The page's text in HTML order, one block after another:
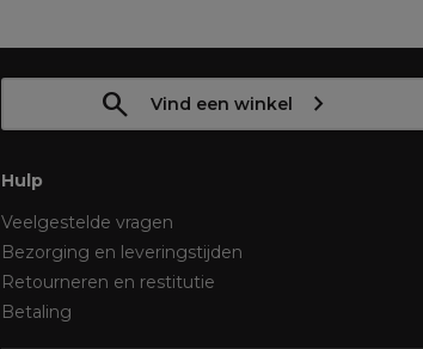
Vind een winkel
Hulp
Veelgestelde vragen
Bezorging en leveringstijden
Retourneren en restitutie
Betaling